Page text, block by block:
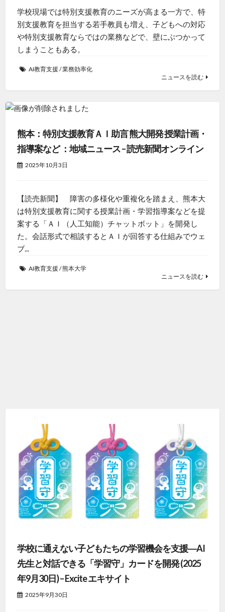
学校現場では特別支援教育のニーズが高まる一方で、特
別支援教育を担当する若手教員も増え、子どもへの対応
や特別支援教育ならではの業務などで、壁にぶつかって
しまうこともある。
AI教育支援 /業務効率化
ニュースを読む
熊本：特別支援教育ＡＩ助言 熊大開発 授業計画・
指導案など ：地域ニュース – 読売新聞オンライン
2025年10月3日
【読売新聞】 障害の多様化や重複化を踏まえ、熊本大
は特別支援教育に関する授業計画・学習指導案などを提
案する「ＡＩ（人工知能）チャットボット」を開発し
た。会話形式で相談するとＡＩが回答する仕組みでウェ
ブ...
AI教育支援 /熊本大学
ニュースを読む
学校に通えない子どもたちの学習機会を支援―AI
先生と対話できる「学習守」カードを開発 (2025
年9月30日) – Excite エキサイト
2025年9月30日